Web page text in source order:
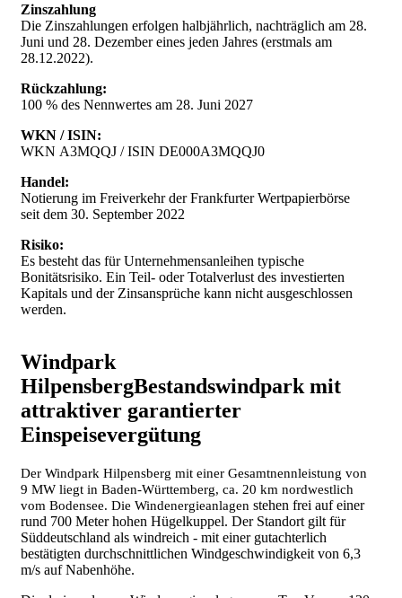
Zinszahlung
Die Zinszahlungen erfolgen halbjährlich, nachträglich am 28.
Juniund 28. Dezember eines jeden Jahres (erstmals am
28.12.2022).
Rückzahlung:
100 % des Nennwertes am 28. Juni 2027
WKN / ISIN:
WKN A3MQQJ / ISIN DE000A3MQQJ0
Handel:
Notierung im Freiverkehr der Frankfurter Wertpapierbörse
seit dem 30. September 2022
Risiko:
Es besteht das für Unternehmensanleihen typische
Bonitätsrisiko. Ein Teil- oder Totalverlust des investierten
Kapitals und der Zinsansprüche kann nicht ausgeschlossen
werden.
Windpark
HilpensbergBestandswindpark mit
attraktiver garantierter
Einspeisevergütung
Der Windpark Hilpensberg mit einer Gesamtnennleistung von
9 MW liegt in Baden-Württemberg, ca. 20 km nordwestlich
vom Bodensee. DieWindenergieanlagenstehen frei auf einer
rund 700 Meter hohen Hügelkuppel.Der Standort gilt für
Süddeutschland als windreich - mit einer gutachterlich
bestätigten durchschnittlichen Windgeschwindigkeit von 6,3
m/s auf Nabenhöhe.